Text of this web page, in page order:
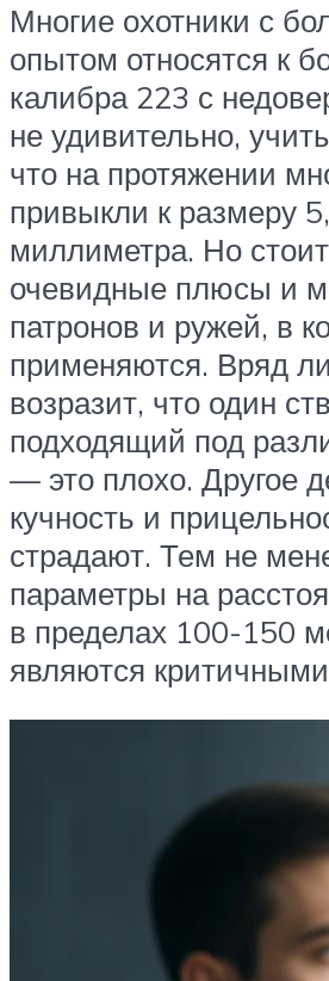
Многие охотники с
опытом относятся к
калибра 223 с
не удивительно,
что на протяжении
привыкли к размеру
миллиметра. Но
очевидные плюсы и
патронов и ружей, в
применяются. Вряд
возразит, что один
подходящий под
— это плохо. Другое
кучность и
страдают. Тем не
параметры на
в пределах 100-150
являются